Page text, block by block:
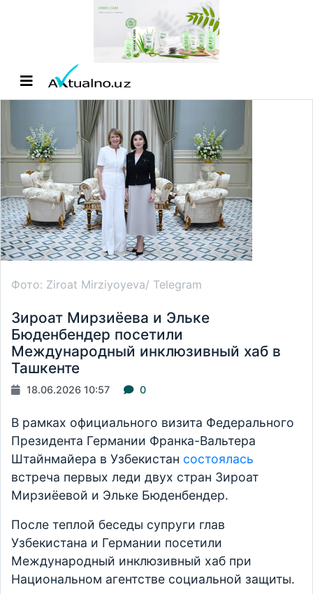
Фото: Ziroat Mirziyoyeva/ Telegram
Зироат Мирзиёева и Эльке
Бюденбендер посетили
Международный инклюзивный хаб в
Ташкенте
18.06.2026 10:57 0
В рамках официального визита Федерального
Президента Германии Франка-Вальтера
Штайнмайера в Узбекистан состоялась
встреча первых леди двух стран Зироат
Мирзиёевой и Эльке Бюденбендер.
После теплой беседы супруги глав
Узбекистана и Германии посетили
Международный инклюзивный хаб при
Национальном агентстве социальной защиты.